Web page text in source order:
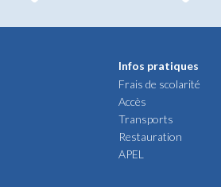
Infos pratiques
Frais de scolarité
Accès
Transports
Restauration
APEL